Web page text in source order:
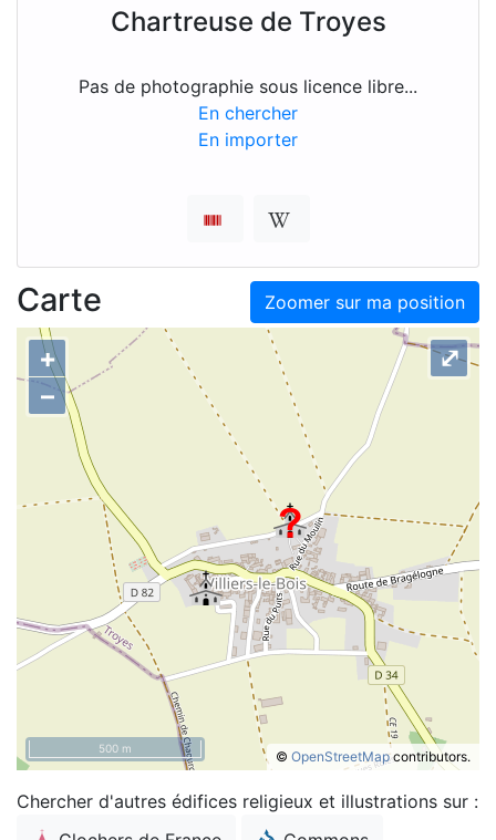
Chartreuse de Troyes
Pas de photographie sous licence libre...
En chercher
En importer
Zoomer sur ma position
Carte
+
–
© OpenStreetMapcontributors.
⤢
500 m
Chercher d'autres édifices religieux et illustrations sur :